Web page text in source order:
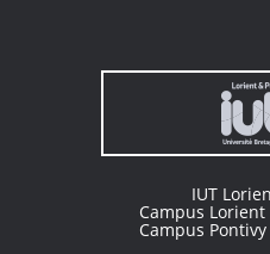
IUT
Campus Lorient
Campus Pontivy